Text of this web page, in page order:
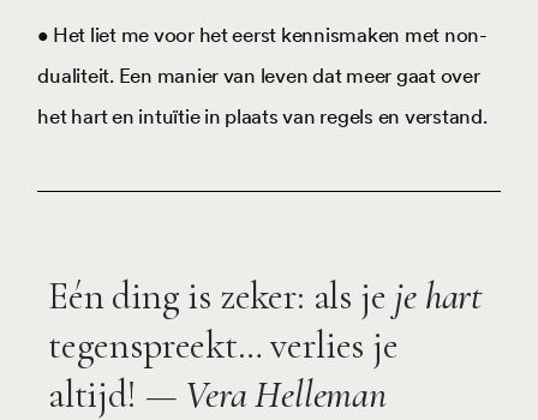
• Het liet me voor het eerst kennismaken met non-
dualiteit. Een manier van leven dat meer gaat over
het hart en intuïtie in plaats van regels en verstand.
Eén ding is zeker: als je je hart
tegenspreekt… verlies je
altijd! — Vera Helleman